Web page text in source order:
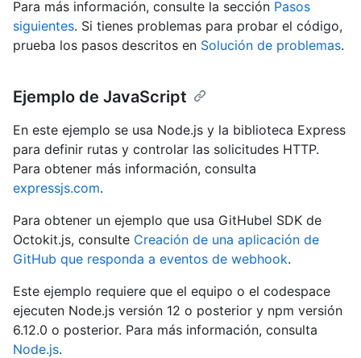
Para más información, consulte la sección Pasos
siguientes. Si tienes problemas para probar el código,
prueba los pasos descritos en Solución de problemas.
Ejemplo de JavaScript
En este ejemplo se usa Node.js y la biblioteca Express
para definir rutas y controlar las solicitudes HTTP.
Para obtener más información, consulta
expressjs.com.
Para obtener un ejemplo que usa GitHubel SDK de
Octokit.js, consulte Creación de una aplicación de
GitHub que responda a eventos de webhook.
Este ejemplo requiere que el equipo o el codespace
ejecuten Node.js versión 12 o posterior y npm versión
6.12.0 o posterior. Para más información, consulta
Node.js.